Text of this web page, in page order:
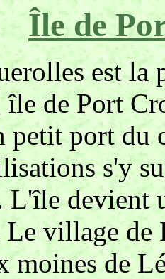
Île de
est la
de Port
petit port du
s'y
L'île devient
village de
moines de